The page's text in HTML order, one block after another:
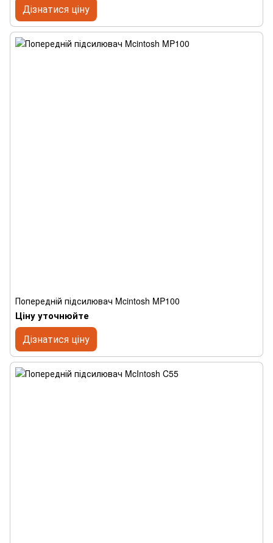
Дізнатися ціну
Попередній підсилювач Mcintosh MP100
Ціну уточнюйте
Дізнатися ціну